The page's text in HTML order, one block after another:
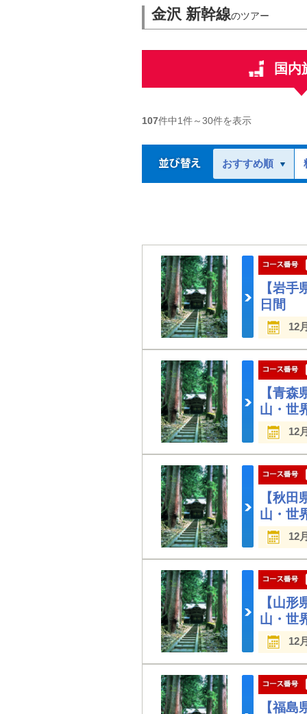
金沢 新幹線のツアー
国内
107件中1件～30件を表示
おすすめ順
【岩
日間
12
【青
山・世
12
【秋
山・世
12
【山
山・世
12
【福